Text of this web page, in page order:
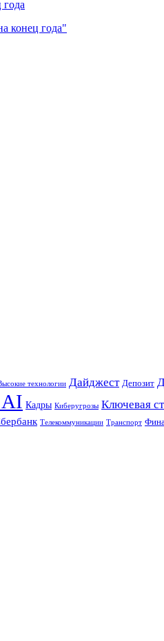
конец года"
технологии Дайджест Депозит
AI Кадры Киберугрозы Ключевая
Телекоммуникации Транспорт